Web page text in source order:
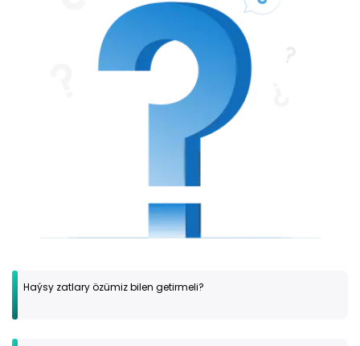
Haýsy zatlary özümiz bilen getirmeli?